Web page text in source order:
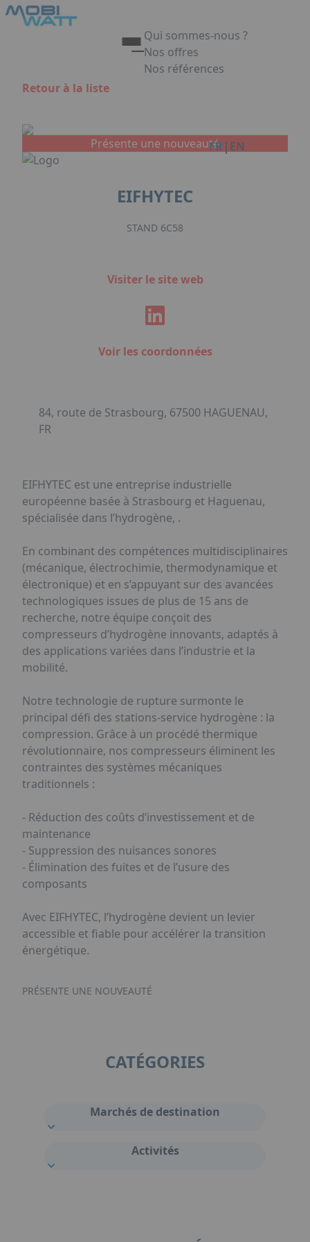
Aller au contenu principal
Qui sommes-nous ?
Nos offres
Nos références
FR | EN
Retour à la liste
Présente une nouveauté
EIFHYTEC
STAND 6C58
Visiter le site web
Voir les coordonnées
84, route de Strasbourg, 67500 HAGUENAU,
FR
EIFHYTEC est une entreprise industrielle
européenne basée à Strasbourg et Haguenau,
spécialisée dans l’hydrogène, .
En combinant des compétences multidisciplinaires
(mécanique, électrochimie, thermodynamique et
électronique) et en s’appuyant sur des avancées
technologiques issues de plus de 15 ans de
recherche, notre équipe conçoit des
compresseurs d’hydrogène innovants, adaptés à
des applications variées dans l’industrie et la
mobilité.
Notre technologie de rupture surmonte le
principal défi des stations-service hydrogène : la
compression. Grâce à un procédé thermique
révolutionnaire, nos compresseurs éliminent les
contraintes des systèmes mécaniques
traditionnels :
- Réduction des coûts d’investissement et de
maintenance
- Suppression des nuisances sonores
- Élimination des fuites et de l’usure des
composants
Avec EIFHYTEC, l’hydrogène devient un levier
accessible et fiable pour accélérer la transition
énergétique.
PRÉSENTE UNE NOUVEAUTÉ
CATÉGORIES
Marchés de destination
Activités
Panneau de gestion des cookies